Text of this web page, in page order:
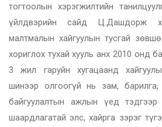
тогтоолын хэрэгжилтийн
үйлдвэрийн сайд Ц.Дашдорж
малтмалын хайгуулын тусгай
хориглох тухай хууль анх 2010 онд
3 жил гаруйн хугацаанд
шинээр олгоогүй нь зам,
байгуулалтын ажлын үед тэдгээр
шаардлагатай элс, хайрга зэрэг